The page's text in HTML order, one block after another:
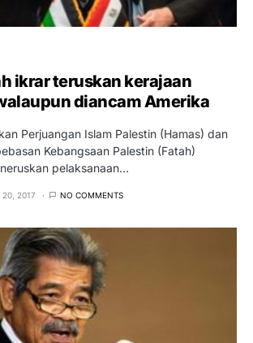
ikrar teruskan kerajaan
diancam Amerika
Perjuangan Islam Palestin (Hamas) dan
Kebangsaan Palestin (Fatah)
pelaksanaan…
20, 2017 NO COMMENTS